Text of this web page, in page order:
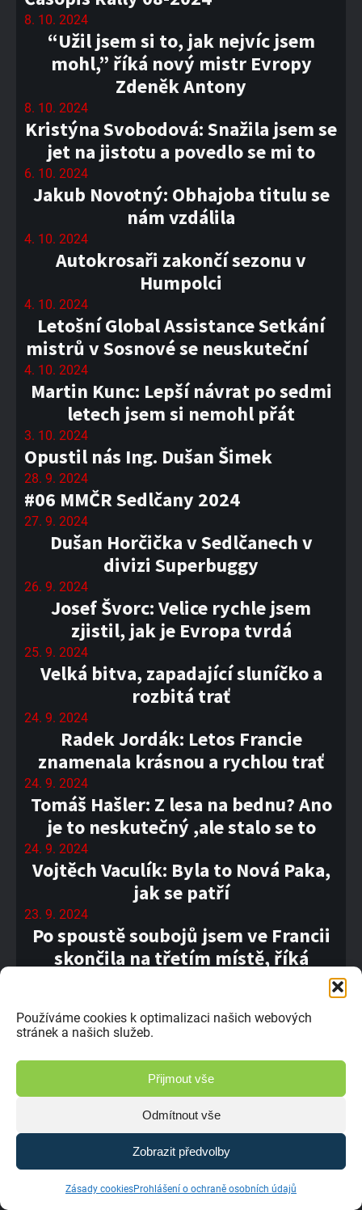
Používáme cookies k optimalizaci našich webových
stránek a našich služeb.
Přijmout vše
Odmítnout vše
Zobrazit předvolby
Zásady cookiesProhlášení o ochraně osobních údajů
8. 10. 2024
“Užil jsem si to, jak nejvíc jsem
mohl,” říká nový mistr Evropy
Zdeněk Antony
8. 10. 2024
Kristýna Svobodová: Snažila jsem se
jet na jistotu a povedlo se mi to
6. 10. 2024
Jakub Novotný: Obhajoba titulu se
nám vzdálila
4. 10. 2024
Autokrosaři zakončí sezonu v
Humpolci
4. 10. 2024
Letošní Global Assistance Setkání
mistrů v Sosnové se neuskuteční
4. 10. 2024
Martin Kunc: Lepší návrat po sedmi
letech jsem si nemohl přát
3. 10. 2024
Opustil nás Ing. Dušan Šimek
28. 9. 2024
#06 MMČR Sedlčany 2024
27. 9. 2024
Dušan Horčička v Sedlčanech v
divizi Superbuggy
26. 9. 2024
Josef Švorc: Velice rychle jsem
zjistil, jak je Evropa tvrdá
25. 9. 2024
Velká bitva, zapadající sluníčko a
rozbitá trať
24. 9. 2024
Radek Jordák: Letos Francie
znamenala krásnou a rychlou trať
24. 9. 2024
Tomáš Hašler: Z lesa na bednu? Ano
je to neskutečný ,ale stalo se to
24. 9. 2024
Vojtěch Vaculík: Byla to Nová Paka,
jak se patří
23. 9. 2024
Po spoustě soubojů jsem ve Francii
skončila na třetím místě, říká
#09 ME Maggiora / Itálie
Paka je moje nejoblíbenější trať,
svěřuje se Ladislav Jiřička.
Josef Sitek: K trati v Pace jsem
přistupoval s respektem
Marcel Dlesk mi v Pace nedal